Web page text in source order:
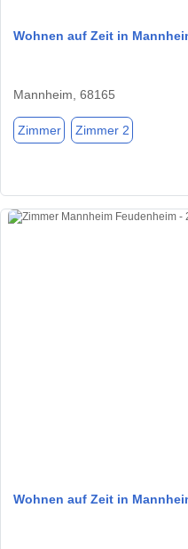
Wohnen auf Zeit in
Mannheim, 68165
Zimmer Zimmer 2
Wohnen auf Zeit in